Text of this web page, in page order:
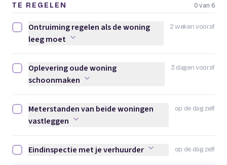
TE REGELEN 0 van 6
2 weken vooraf
Ontruiming regelen als de woning leeg moet afvinken
Ontruiming regelen als de woning
leeg moet
3 dagen vooraf
Oplevering oude woning schoonmaken afvinken
Oplevering oude woning
schoonmaken
op de dag zelf
Meterstanden van beide woningen vastleggen afvinken
Meterstanden van beide woningen
vastleggen
op de dag zelf
Eindinspectie met je verhuurder afvinken
Eindinspectie met je verhuurder